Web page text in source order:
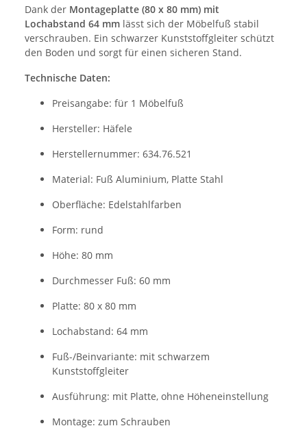
Dank der Montageplatte (80 x 80 mm) mit
Lochabstand 64 mm lässt sich der Möbelfuß stabil
verschrauben. Ein schwarzer Kunststoffgleiter schützt
den Boden und sorgt für einen sicheren Stand.
Technische Daten:
Preisangabe: für 1 Möbelfuß
Hersteller: Häfele
Herstellernummer: 634.76.521
Material: Fuß Aluminium, Platte Stahl
Oberfläche: Edelstahlfarben
Form: rund
Höhe: 80 mm
Durchmesser Fuß: 60 mm
Platte: 80 x 80 mm
Lochabstand: 64 mm
Fuß-/Beinvariante: mit schwarzem
Kunststoffgleiter
Ausführung: mit Platte, ohne Höheneinstellung
Montage: zum Schrauben